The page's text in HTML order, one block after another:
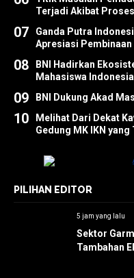
Terjadi Akibat
07
Ganda Putra
Apresiasi Pembinaan
08
BNI Hadirkan
Mahasiswa
09 BNI Dukung Akad
10
Melihat Dari Dekat
Gedung MK IKN
PILIHAN EDITOR
5 jam yang lalu
Sektor
Tambahan